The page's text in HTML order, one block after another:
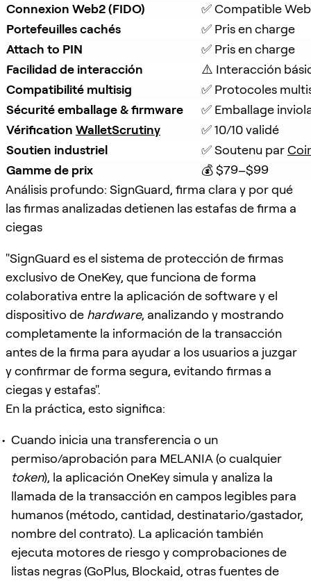
Connexion Web2 (FIDO)
✅ Compatible
Portefeuilles cachés
✅ Pris en charge
Attach to PIN
✅ Pris en charge
Facilidad de interacción
⚠️ Interacción
Compatibilité multisig
✅ Protocoles
Sécurité emballage & firmware
✅ Emballage
Vérification WalletScrutiny
✅ 10/10 validé
Soutien industriel
✅ Soutenu par
Gamme de prix
💰 $79–$99
Análisis profundo: SignGuard, firma clara y por qué
las firmas analizadas detienen las estafas de firma a
ciegas
"SignGuard es el sistema de protección de firmas
exclusivo de OneKey, que funciona de forma
colaborativa entre la aplicación de software y el
dispositivo de hardware, analizando y mostrando
completamente la información de la transacción
antes de la firma para ayudar a los usuarios a juzgar
y confirmar de forma segura, evitando firmas a
ciegas y estafas".
En la práctica, esto significa:
Cuando inicia una transferencia o un
permiso/aprobación para MELANIA (o cualquier
token), la aplicación OneKey simula y analiza la
llamada de la transacción en campos legibles para
humanos (método, cantidad, destinatario/gastador,
nombre del contrato). La aplicación también
ejecuta motores de riesgo y comprobaciones de
listas negras (GoPlus, Blockaid, otras fuentes de